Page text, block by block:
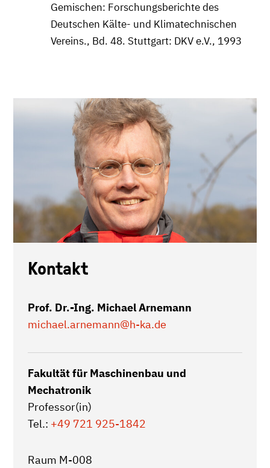
Gemischen: Forschungsberichte des
Deutschen Kälte- und Klimatechnischen
Vereins., Bd. 48. Stuttgart: DKV e.V., 1993
Kontakt
Prof. Dr.-Ing. Michael Arnemann
michael.arnemann@h-ka.de
Fakultät für Maschinenbau und
Mechatronik
Professor(in)
Tel.: +49 721 925-1842
Raum M-008